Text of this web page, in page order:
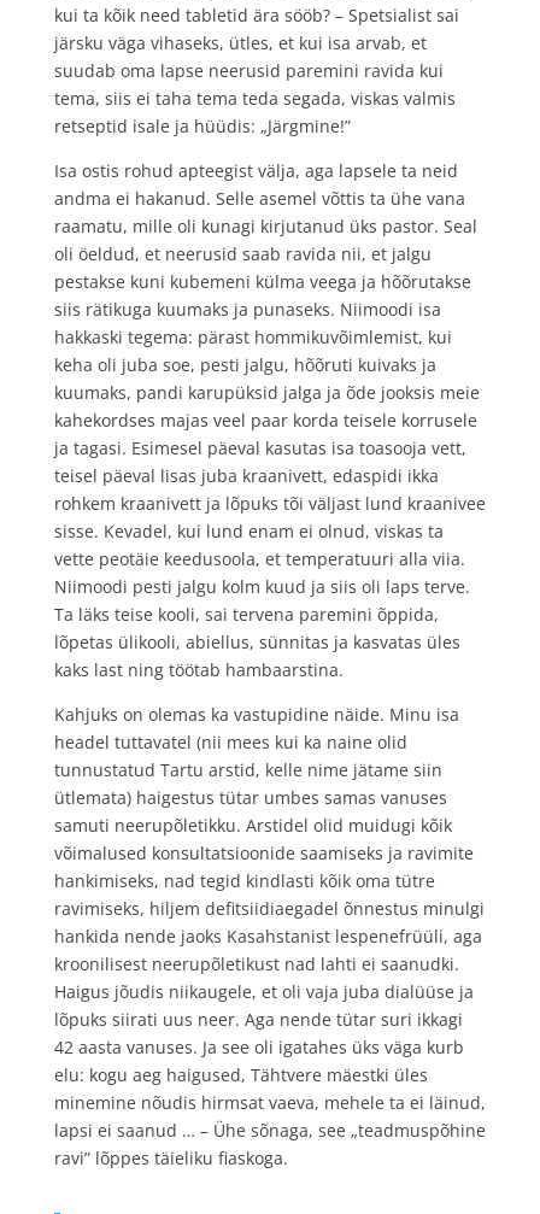
kui ta kõik need tabletid ära sööb? – Spetsialist sai
järsku väga vihaseks, ütles, et kui isa arvab, et
suudab oma lapse neerusid paremini ravida kui
tema, siis ei taha tema teda segada, viskas valmis
retseptid isale ja hüüdis: „Järgmine!”
Isa ostis rohud apteegist välja, aga lapsele ta neid
andma ei hakanud. Selle asemel võttis ta ühe vana
raamatu, mille oli kunagi kirjutanud üks pastor. Seal
oli öeldud, et neerusid saab ravida nii, et jalgu
pestakse kuni kubemeni külma veega ja hõõrutakse
siis rätikuga kuumaks ja punaseks. Niimoodi isa
hakkaski tegema: pärast hommikuvõimlemist, kui
keha oli juba soe, pesti jalgu, hõõruti kuivaks ja
kuumaks, pandi karupüksid jalga ja õde jooksis meie
kahekordses majas veel paar korda teisele korrusele
ja tagasi. Esimesel päeval kasutas isa toasooja vett,
teisel päeval lisas juba kraanivett, edaspidi ikka
rohkem kraanivett ja lõpuks tõi väljast lund kraanivee
sisse. Kevadel, kui lund enam ei olnud, viskas ta
vette peotäie keedusoola, et temperatuuri alla viia.
Niimoodi pesti jalgu kolm kuud ja siis oli laps terve.
Ta läks teise kooli, sai tervena paremini õppida,
lõpetas ülikooli, abiellus, sünnitas ja kasvatas üles
kaks last ning töötab hambaarstina.
Kahjuks on olemas ka vastupidine näide. Minu isa
headel tuttavatel (nii mees kui ka naine olid
tunnustatud Tartu arstid, kelle nime jätame siin
ütlemata) haigestus tütar umbes samas vanuses
samuti neerupõletikku. Arstidel olid muidugi kõik
võimalused konsultatsioonide saamiseks ja ravimite
hankimiseks, nad tegid kindlasti kõik oma tütre
ravimiseks, hiljem defitsiidiaegadel õnnestus minulgi
hankida nende jaoks Kasahstanist lespenefrüüli, aga
kroonilisest neerupõletikust nad lahti ei saanudki.
Haigus jõudis niikaugele, et oli vaja juba dialüüse ja
lõpuks siirati uus neer. Aga nende tütar suri ikkagi
42 aasta vanuses. Ja see oli igatahes üks väga kurb
elu: kogu aeg haigused, Tähtvere mäestki üles
minemine nõudis hirmsat vaeva, mehele ta ei läinud,
lapsi ei saanud … – Ühe sõnaga, see „teadmuspõhine
ravi” lõppes täieliku fiaskoga.